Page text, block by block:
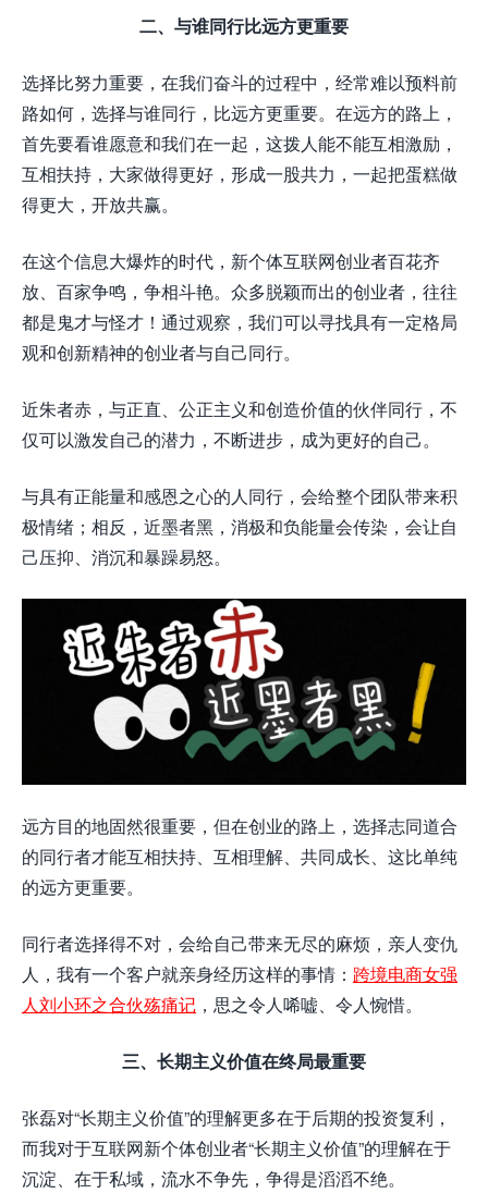
二、与谁同行比远方更重要
选择比努力重要，在我们奋斗的过程中，经常难以预料前
路如何，选择与谁同行，比远方更重要。在远方的路上，
首先要看谁愿意和我们在一起，这拨人能不能互相激励，
互相扶持，大家做得更好，形成一股共力，一起把蛋糕做
得更大，开放共赢。
在这个信息大爆炸的时代，新个体互联网创业者百花齐
放、百家争鸣，争相斗艳。众多脱颖而出的创业者，往往
都是鬼才与怪才！通过观察，我们可以寻找具有一定格局
观和创新精神的创业者与自己同行。
近朱者赤，与正直、公正主义和创造价值的伙伴同行，不
仅可以激发自己的潜力，不断进步，成为更好的自己。
与具有正能量和感恩之心的人同行，会给整个团队带来积
极情绪；相反，近墨者黑，消极和负能量会传染，会让自
己压抑、消沉和暴躁易怒。
远方目的地固然很重要，但在创业的路上，选择志同道合
的同行者才能互相扶持、互相理解、共同成长、这比单纯
的远方更重要。
同行者选择得不对，会给自己带来无尽的麻烦，亲人变仇
人，我有一个客户就亲身经历这样的事情： 跨境电商女强
人刘小环之合伙殇痛记 ，思之令人唏嘘、令人惋惜。
三、长期主义价值在终局最重要
张磊对“长期主义价值”的理解更多在于后期的投资复利，
而我对于互联网新个体创业者“长期主义价值”的理解在于
沉淀、在于私域，流水不争先，争得是滔滔不绝。